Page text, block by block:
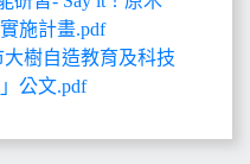
施計畫.pdf
大樹自造教育及科技
公文.pdf